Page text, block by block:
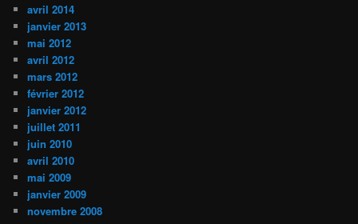
avril 2014
janvier 2013
mai 2012
avril 2012
mars 2012
février 2012
janvier 2012
juillet 2011
juin 2010
avril 2010
mai 2009
janvier 2009
novembre 2008